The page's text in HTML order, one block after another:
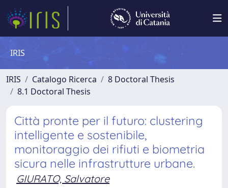
IRIS
IRIS Catalogo Ricerca
8 Doctoral Thesis
8.1 Doctoral Thesis
Città pronte per il futuro: clustering
intelligente e sostenibile,
monitoraggio dei rifiuti e biometria
sicura nelle infrastrutture urbane.
GIURATO, Salvatore